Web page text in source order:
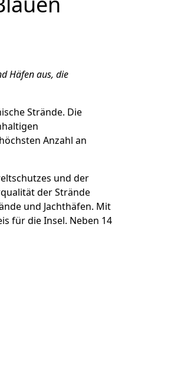
Häfen aus, die
Strände. Die
Anzahl an
und der
der Strände
und Jachthäfen. Mit
für die Insel. Neben 14